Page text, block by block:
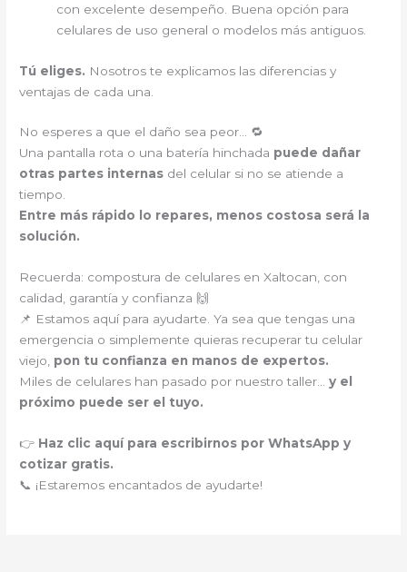
con excelente desempeño. Buena opción para
celulares de uso general o modelos más antiguos.
Tú eliges. Nosotros te explicamos las diferencias y
ventajas de cada una.
No esperes a que el daño sea peor… 🔁
Una pantalla rota o una batería hinchada puede dañar
otras partes internas del celular si no se atiende a
tiempo.
Entre más rápido lo repares, menos costosa será la
solución.
Recuerda: compostura de celulares en Xaltocan, con
calidad, garantía y confianza 🙌
📌 Estamos aquí para ayudarte. Ya sea que tengas una
emergencia o simplemente quieras recuperar tu celular
viejo, pon tu confianza en manos de expertos.
Miles de celulares han pasado por nuestro taller…y el
próximo puede ser el tuyo.
👉 Haz clic aquí para escribirnos por WhatsApp y
cotizar gratis.
📞 ¡Estaremos encantados de ayudarte!